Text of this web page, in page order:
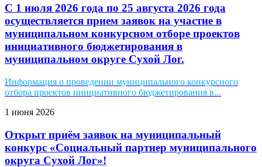
С 1 июля 2026 года по 25 августа 2026 года
осуществляется прием заявок на участие в
муниципальном конкурсном отборе проектов
инициативного бюджетирования в
муниципальном округе Сухой Лог.
Информация о проведении муниципального конкурсного
отбора проектов инициативного бюджетирования в...
1 июня 2026
Открыт приём заявок на муниципальный
конкурс «Социальный партнер муниципального
округа Сухой Лог»!